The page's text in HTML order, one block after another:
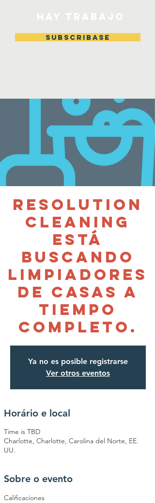
Subscribase
Resolution
Cleaning
está
buscando
limpiadores
de casas a
tiempo
completo.
Ya no es posible registrarse
Ver otros eventos
Horário e local
Time is TBD
Charlotte, Charlotte, Carolina del Norte, EE.
UU.
Sobre o evento
Calificaciones